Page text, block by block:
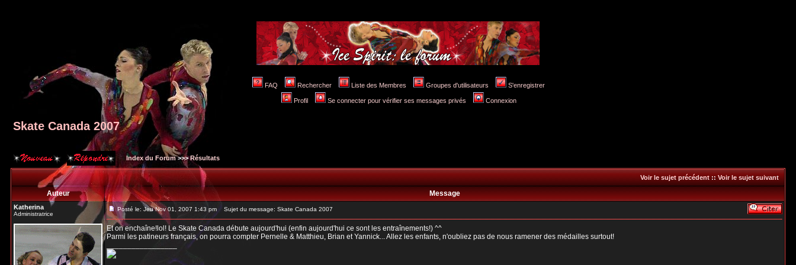
FAQ Rechercher Liste des Membres Groupes d'utilisateurs S'enregistrer
Profil Se connecter pour vérifier ses messages privés Connexion
Skate Canada 2007
Index du Forum>>>Résultats
Voir le sujet précédent::Voir le sujet suivant
Auteur Message
Katherina
Administratrice
Posté le: Jeu Nov 01, 2007 1:43 pm Sujet du message: Skate Canada 2007
Et on enchaîne!lol! Le Skate Canada débute aujourd'hui (enfin aujourd'hui ce sont les entraînements!) ^^
Parmi les patineurs français, on pourra compter Pernelle & Matthieu, Brian et Yannick... Allez les enfants, n'oubliez pas de nous ramener des médailles surtout!
_________________